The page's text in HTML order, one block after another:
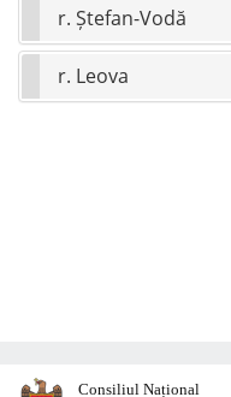
r. Ștefan-Vodă
r. Leova
Consiliul Național